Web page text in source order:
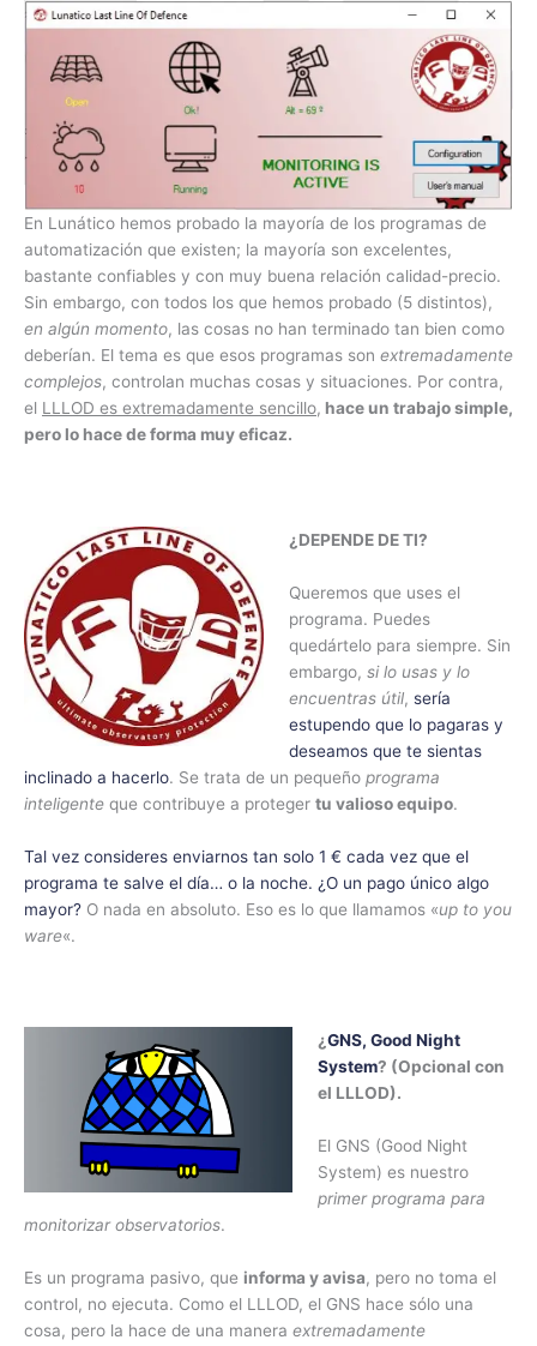
En Lunático hemos probado la mayoría de los programas de
automatización que existen; la mayoría son excelentes,
bastante confiables y con muy buena relación calidad-precio.
Sin embargo, con todos los que hemos probado (5 distintos),
en algún momento, las cosas no han terminado tan bien como
deberían. El tema es que esos programas son extremadamente
complejos, controlan muchas cosas y situaciones. Por contra,
el LLLOD es extremadamente sencillo, hace un trabajo simple,
pero lo hace de forma muy eficaz.
¿DEPENDE DE TI?
Queremos que uses el
programa. Puedes
quedártelo para siempre. Sin
embargo, si lo usas y lo
encuentras útil, sería
estupendo que lo pagaras y
deseamos que te sientas
inclinado a hacerlo. Se trata de un pequeño programa
inteligente que contribuye a proteger tu valioso equipo.
Tal vez consideres enviarnos tan solo 1 € cada vez que el
programa te salve el día… o la noche. ¿O un pago único algo
mayor? O nada en absoluto. Eso es lo que llamamos «up to you
ware«.
¿GNS, Good Night
System? (Opcional con
el LLLOD).
El GNS (Good Night
System) es nuestro
primer programa para
monitorizar observatorios.
Es un programa pasivo, que informa y avisa, pero no toma el
control, no ejecuta. Como el LLLOD, el GNS hace sólo una
cosa, pero la hace de una manera extremadamente